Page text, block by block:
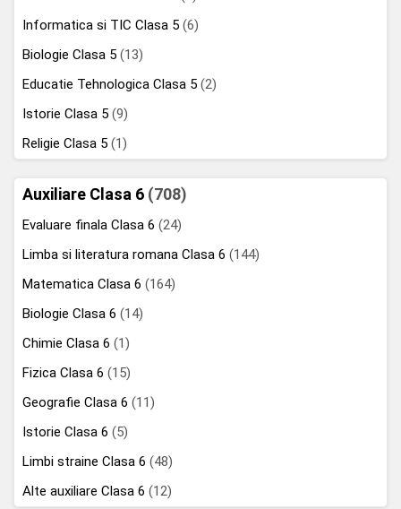
Informatica si TIC Clasa 5 (6)
Biologie Clasa 5 (13)
Educatie Tehnologica Clasa 5 (2)
Istorie Clasa 5 (9)
Religie Clasa 5 (1)
Auxiliare Clasa 6 (708)
Evaluare finala Clasa 6 (24)
Limba si literatura romana Clasa 6 (144)
Matematica Clasa 6 (164)
Biologie Clasa 6 (14)
Chimie Clasa 6 (1)
Fizica Clasa 6 (15)
Geografie Clasa 6 (11)
Istorie Clasa 6 (5)
Limbi straine Clasa 6 (48)
Alte auxiliare Clasa 6 (12)